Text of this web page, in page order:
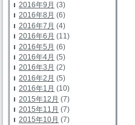
2016年9月 (3)
2016年8月 (6)
2016年7月 (4)
2016年6月 (11)
2016年5月 (6)
2016年4月 (5)
2016年3月 (2)
2016年2月 (5)
2016年1月 (10)
2015年12月 (7)
2015年11月 (7)
2015年10月 (7)